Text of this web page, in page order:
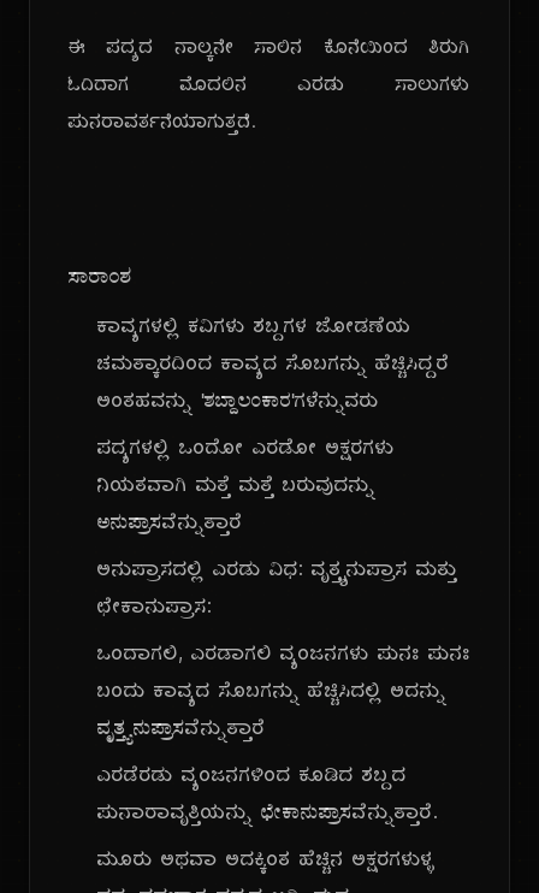
ಈ ಪದ್ಯದ ನಾಲ್ಕನೇ ಸಾಲಿನ ಕೊನೆಯಿಂದ ತಿರುಗಿ
ಓದಿದಾಗ ಮೊದಲಿನ ಎರಡು ಸಾಲುಗಳು
ಪುನರಾವರ್ತನೆಯಾಗುತ್ತದೆ.
ಸಾರಾಂಶ
ಕಾವ್ಯಗಳಲ್ಲಿ ಕವಿಗಳು ಶಬ್ದಗಳ ಜೋಡಣೆಯ
ಚಮತ್ಕಾರದಿಂದ ಕಾವ್ಯದ ಸೊಬಗನ್ನು ಹೆಚ್ಚಿಸಿದ್ದರೆ
ಅಂತಹವನ್ನು 'ಶಬ್ದಾಲಂಕಾರ'ಗಳೆನ್ನುವರು
ಪದ್ಯಗಳಲ್ಲಿ ಒಂದೋ ಎರಡೋ ಅಕ್ಷರಗಳು
ನಿಯತವಾಗಿ ಮತ್ತೆ ಮತ್ತೆ ಬರುವುದನ್ನು
ಅನುಪ್ರಾಸವೆನ್ನುತ್ತಾರೆ
ಅನುಪ್ರಾಸದಲ್ಲಿ ಎರಡು ವಿಧ: ವೃತ್ತ್ಯನುಪ್ರಾಸ ಮತ್ತು
ಛೇಕಾನುಪ್ರಾಸ:
ಒಂದಾಗಲಿ, ಎರಡಾಗಲಿ ವ್ಯಂಜನಗಳು ಪುನಃ ಪುನಃ
ಬಂದು ಕಾವ್ಯದ ಸೊಬಗನ್ನು ಹೆಚ್ಚಿಸಿದಲ್ಲಿ ಅದನ್ನು
ವೃತ್ತ್ಯನುಪ್ರಾಸವೆನ್ನುತ್ತಾರೆ
ಎರಡೆರಡು ವ್ಯಂಜನಗಳಿಂದ ಕೂಡಿದ ಶಬ್ದದ
ಪುನಾರಾವೃತ್ತಿಯನ್ನು ಛೇಕಾನುಪ್ರಾಸವೆನ್ನುತ್ತಾರೆ.
ಮೂರು ಅಥವಾ ಅದಕ್ಕಿಂತ ಹೆಚ್ಚಿನ ಅಕ್ಷರಗಳುಳ್ಳ